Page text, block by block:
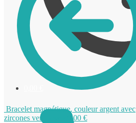
Bracelet magnétique, couleur argent avec
zircones vert olive
49,00 €